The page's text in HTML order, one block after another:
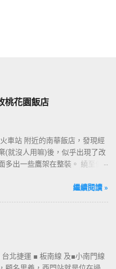
桃花園飯店
車站 附近的南華飯店，發現經
(就沒人用嘛)後，似乎出現了改
多出一些鷹架在整裝。 繞至側
一個聚餐旅遊的好去處囉!!但今
者們追蹤其動態消息，請各位
的來臨吧！ 南華飯店施工中現
繼續閱讀 »
北捷運 ■ 板南線 及■小南門線